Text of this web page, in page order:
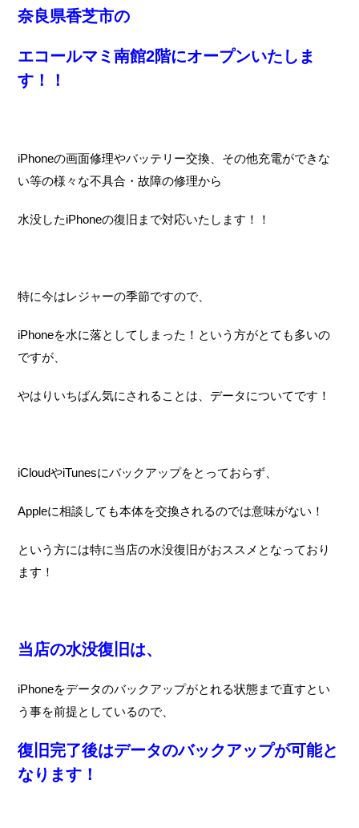
奈良県香芝市の
エコールマミ南館2階にオープンいたしま
す！！
iPhoneの画面修理やバッテリー交換、その他充電ができな
い等の様々な不具合・故障の修理から
水没したiPhoneの復旧まで対応いたします！！
特に今はレジャーの季節ですので、
iPhoneを水に落としてしまった！という方がとても多いの
ですが、
やはりいちばん気にされることは、データについてです！
iCloudやiTunesにバックアップをとっておらず、
Appleに相談しても本体を交換されるのでは意味がない！
という方には特に当店の水没復旧がおススメとなっており
ます！
当店の水没復旧は、
iPhoneをデータのバックアップがとれる状態まで直すとい
う事を前提としているので、
復旧完了後はデータのバックアップが可能と
なります！